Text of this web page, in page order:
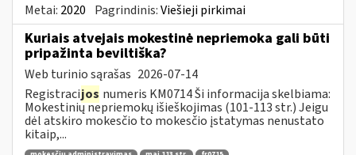
Metai: 2020 Pagrindinis:Viešieji pirkimai
Kuriais atvejais mokestinė nepriemoka gali būti
pripažinta beviltiška?
Web turinio sąrašas 2026-07-14
Registracijos numeris KM0714 Ši informacija skelbiama:
Mokestinių nepriemokų išieškojimas (101-113 str.) Jeigu
dėl atskiro mokesčio to mokesčio įstatymas nenustato
kitaip,...